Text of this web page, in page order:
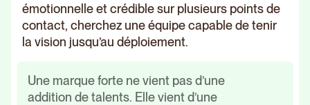
émotionnelle et crédible sur plusieurs points de
contact, cherchez une équipe capable de tenir
la vision jusqu’au déploiement.
Une marque forte ne vient pas d’une
addition de talents. Elle vient d’une